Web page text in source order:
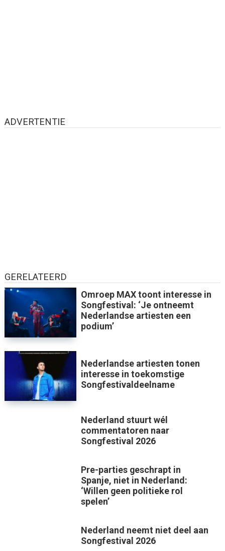
ADVERTENTIE
GERELATEERD
Omroep MAX toont interesse in
Songfestival: ‘Je ontneemt
Nederlandse artiesten een
podium’
Nederlandse artiesten tonen
interesse in toekomstige
Songfestivaldeelname
Nederland stuurt wél
commentatoren naar
Songfestival 2026
Pre-parties geschrapt in
Spanje, niet in Nederland:
‘Willen geen politieke rol
spelen’
Nederland neemt niet deel aan
Songfestival 2026